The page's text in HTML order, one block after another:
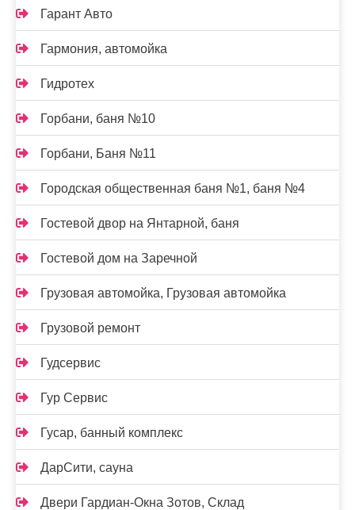
Гарант Авто
Гармония, автомойка
Гидротех
Горбани, баня №10
Горбани, Баня №11
Городская общественная баня №1, баня №4
Гостевой двор на Янтарной, баня
Гостевой дом на Заречной
Грузовая автомойка, Грузовая автомойка
Грузовой ремонт
Гудсервис
Гур Сервис
Гусар, банный комплекс
ДарСити, сауна
Двери Гардиан-Окна Зотов, Склад